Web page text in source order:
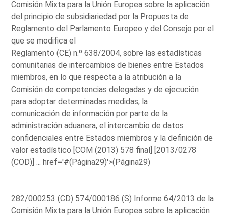
Comisión Mixta para la Unión Europea sobre la aplicación
del principio de subsidiariedad por la Propuesta de
Reglamento del Parlamento Europeo y del Consejo por el
que se modifica el
Reglamento (CE) n.º 638/2004, sobre las estadísticas
comunitarias de intercambios de bienes entre Estados
miembros, en lo que respecta a la atribución a la
Comisión de competencias delegadas y de ejecución
para adoptar determinadas medidas, la
comunicación de información por parte de la
administración aduanera, el intercambio de datos
confidenciales entre Estados miembros y la definición de
valor estadístico [COM (2013) 578 final] [2013/0278
(COD)] ...href='#(Página29)'>(Página29)
282/000253 (CD) 574/000186 (S) Informe 64/2013 de la
Comisión Mixta para la Unión Europea sobre la aplicación